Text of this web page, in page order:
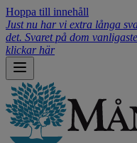
Hoppa till innehåll
Just nu har vi extra långa
det. Svaret på dom
klickar här